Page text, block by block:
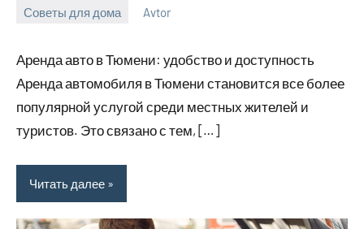
Советы для дома
2026
Avtor
Аренда авто в Тюмени: удобство и доступность
Аренда автомобиля в Тюмени становится все более
популярной услугой среди местных жителей и
туристов. Это связано с тем, […]
Читать далее